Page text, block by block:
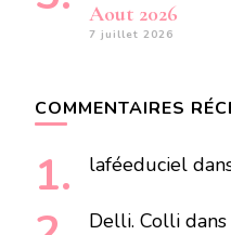
Aout 2026
7 juillet 2026
COMMENTAIRES
laféeduciel
Delli. Colli dans